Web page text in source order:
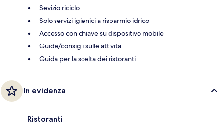
Sevizio riciclo
Solo servizi igienici a risparmio idrico
Accesso con chiave su dispositivo mobile
Guide/consigli sulle attività
Guida per la scelta dei ristoranti
In evidenza
Ristoranti